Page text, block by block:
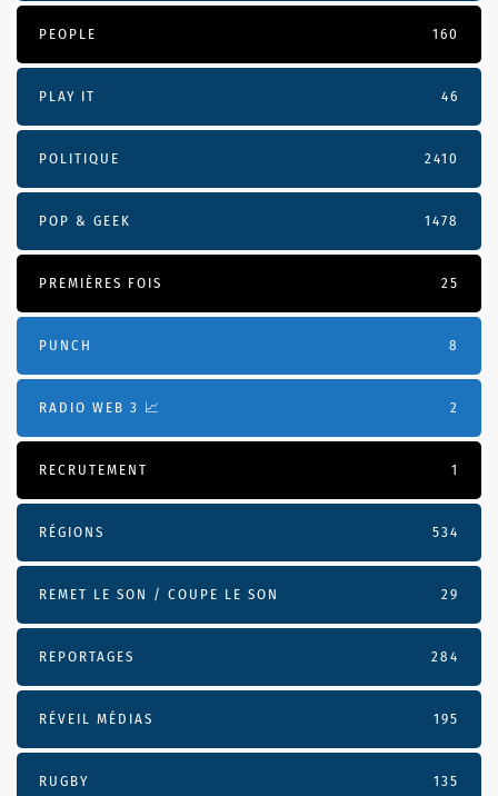
PEOPLE 160
PLAY IT 46
POLITIQUE 2410
POP & GEEK 1478
PREMIÈRES FOIS 25
PUNCH 8
RADIO WEB 3 📈 2
RECRUTEMENT 1
RÉGIONS 534
REMET LE SON / COUPE LE SON 29
REPORTAGES 284
RÉVEIL MÉDIAS 195
RUGBY 135